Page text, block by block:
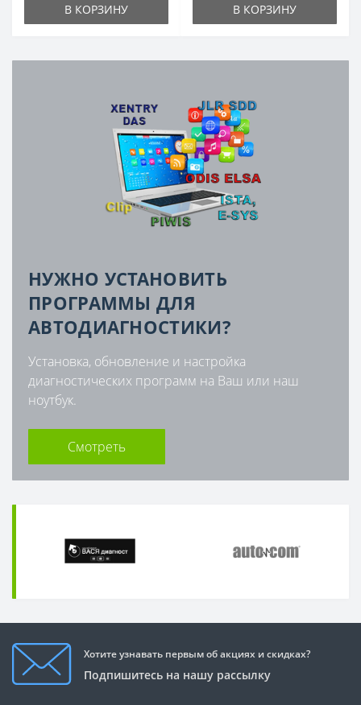
В КОРЗИНУ В КОРЗИНУ
НУЖНО УСТАНОВИТЬ
ПРОГРАММЫ ДЛЯ
АВТОДИАГНОСТИКИ?
Установка, обновление и настройка
диагностических программ на Ваш или наш
ноутбук.
Смотреть
Хотите узнавать первым об акциях и скидках?
Подпишитесь на нашу рассылку